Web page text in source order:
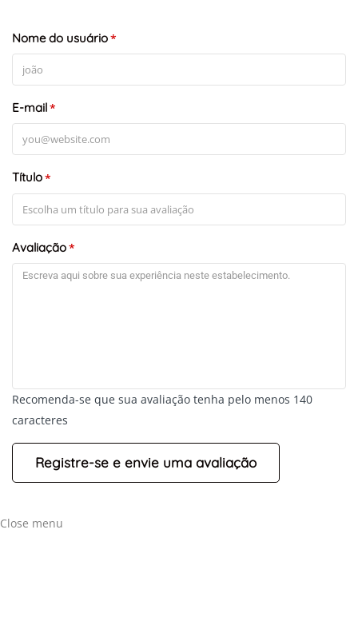
+-
Leaflet
Nome do usuário*
E-mail*
Título*
Avaliação*
Recomenda-se que sua avaliação tenha pelo menos 140
caracteres
Close menu